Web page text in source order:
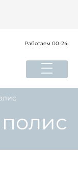
Работаем 00-24